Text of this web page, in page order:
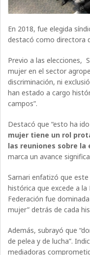
En 2018, fue elegida
destacó como directora
Previo a las elecciones,
mujer en el sector
discriminación, ni
han estado a cargo
campos”.
Destacó que “esto ha
mujer tiene un rol
las reuniones sobre
marca un avance
Sarnari enfatizó que
histórica que excede a la
Federación fue
mujer” detrás de cada
Además, subrayó que
de pelea y de lucha”.
mediadoras